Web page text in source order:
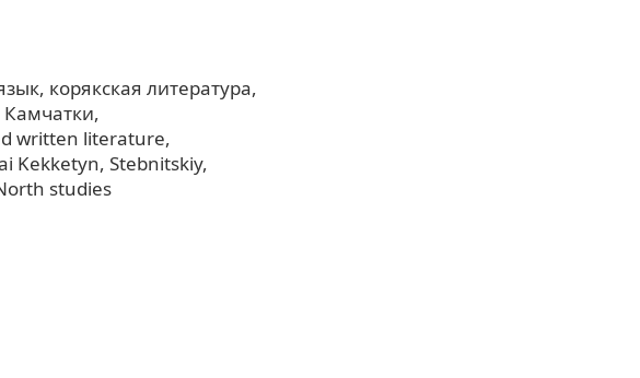
корякская литература
Камчатки
written literature
Kekketyn Stebnitskiy
studies